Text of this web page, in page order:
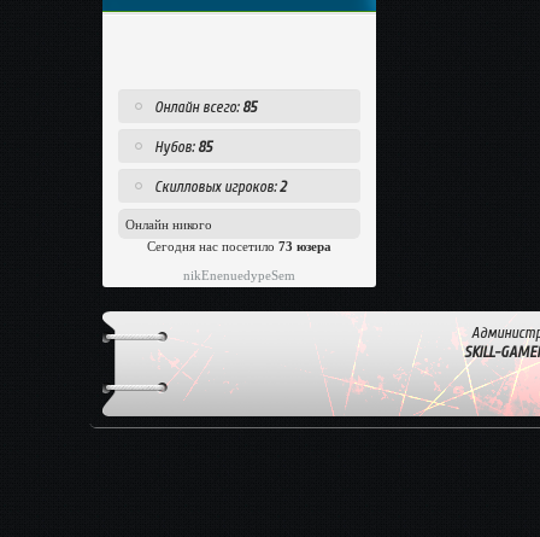
Онлайн всего:85
Нубов:85
Скилловых игроков:2
Онлайн никого
Сегодня нас посетило 73 юзера
nikEnenuedypeSem
SKILL-